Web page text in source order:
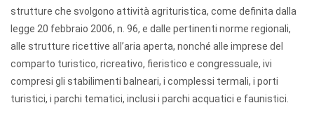
strutture che svolgono attività agrituristica, come definita dalla
legge 20 febbraio 2006, n. 96, e dalle pertinenti norme regionali,
alle strutture ricettive all’aria aperta, nonché alle imprese del
comparto turistico, ricreativo, fieristico e congressuale, ivi
compresi gli stabilimenti balneari, i complessi termali, i porti
turistici, i parchi tematici, inclusi i parchi acquatici e faunistici.